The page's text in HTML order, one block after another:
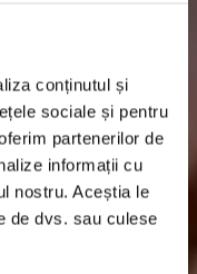
conținutul și
sociale și pentru
partenerilor de
informații cu
nostru. Aceștia le
de dvs. sau culese